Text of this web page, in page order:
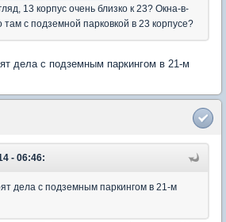
13 корпус очень близко к 23? Окна-в-
с подземной парковкой в 23 корпусе?
дела с подземным паркингом в 21-м
- 06:46:
дела с подземным паркингом в 21-м